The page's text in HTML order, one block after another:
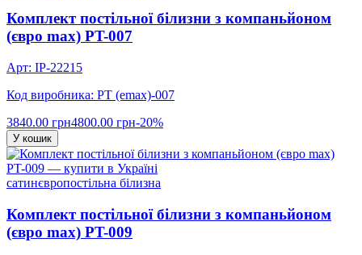
Комплект постільної білизни з компаньйоном
(євро max) PT-007
Арт: IP-22215
Код виробника: PT (emax)-007
3840.00 грн4800.00 грн-20%
У кошик
сатинєвропостільна білизна
Комплект постільної білизни з компаньйоном
(євро max) PT-009